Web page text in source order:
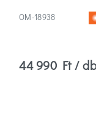
OM-18938
44 990 Ft / db